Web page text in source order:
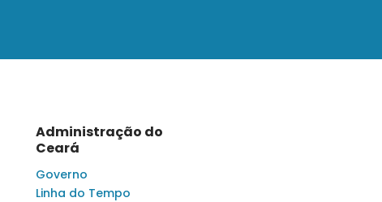
Administração do
Ceará
Governo
Linha do Tempo